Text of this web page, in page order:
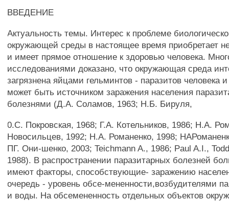
ВВЕДЕНИЕ
Актуальность темы. Интерес к проблеме
окружающей среды в настоящее время приобретает
и имеет прямое отношение к здоровью человека.
исследованиями доказано, что окружающая среда
загрязнена яйцами гельминтов - паразитов человека
может быть источником заражения населения
болезнями (Д.А. Соламов, 1963; Н.Б. Бируля,
0.С. Покровская, 1968; Г.А. Котельников, 1986; Н.А.
Новосильцев, 1992; Н.А. Романенко, 1998;
ПГ. Они-шенко, 2003; Teichmann A., 1986; Paul A.I.,
1988). В распространении паразитарных болезней
имеют факторы, способствующие- заражению
очередь - уровень обсе-мененности,возбудителями
и воды. На обсемененность отдельных объектов